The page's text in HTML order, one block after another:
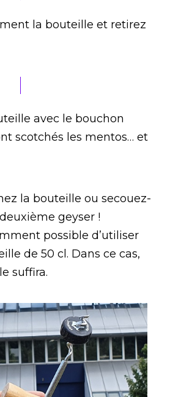
la bouteille et retirez
avec le bouchon
scotchés les mentos… et
la bouteille ou secouez-
geyser !
possible d’utiliser
de 50 cl. Dans ce cas,
suffira.